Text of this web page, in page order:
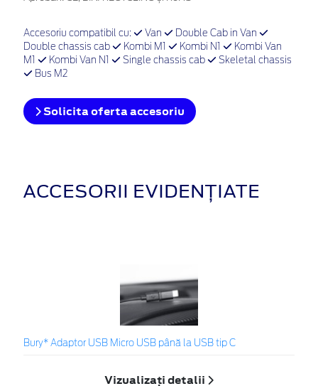
Accesoriu compatibil cu: Van
Double Cab in Van
Double chassis cab
Kombi M1 Kombi N1
Kombi Van
M1
Kombi Van N1 Single chassis cab
Skeletal chassis
Bus M2
Solicita oferta accesoriu
ACCESORII EVIDENȚIATE
Bury* Adaptor USB Micro USB până la USB tip C
Vizualizați detalii